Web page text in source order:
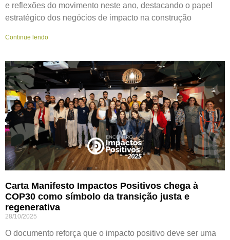
e reflexões do movimento neste ano, destacando o papel
estratégico dos negócios de impacto na construção
Continue lendo
Carta Manifesto Impactos Positivos chega à
COP30 como símbolo da transição justa e
regenerativa
28/10/2025
O documento reforça que o impacto positivo deve ser uma